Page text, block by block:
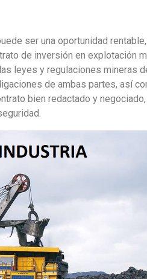
ser una oportunidad
de inversión en explotación
leyes y regulaciones mineras
de ambas partes, así
bien redactado y